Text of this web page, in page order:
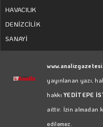
HAVACILIK
DENİZCİLİK
SANAYİ
yayınlanan yazı,
hakkıYEDİTEPE
aittir. İzin almadan
edilemez.